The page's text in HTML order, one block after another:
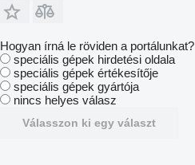
Hogyan írná le röviden a portálunkat?
speciális gépek hirdetési oldala
speciális gépek értékesítője
speciális gépek gyártója
nincs helyes válasz
Válasszon ki egy választ